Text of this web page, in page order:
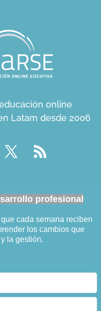
online
Latam desde 2006
profesional
cada semana reciben
los cambios que
la gestión.